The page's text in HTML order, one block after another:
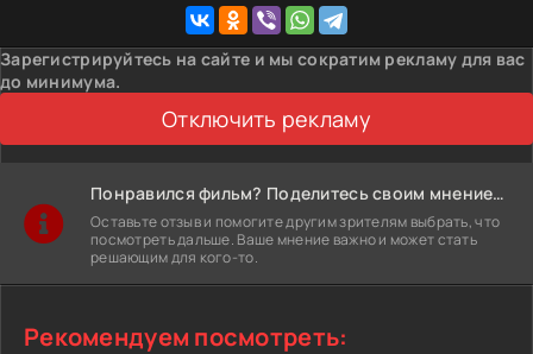
Зарегистрируйтесь на сайте и мы сократим рекламу для вас
до минимума.
Отключить рекламу
Понравился фильм? Поделитесь своим мнением!
Оставьте отзыв и помогите другим зрителям выбрать, что
посмотреть дальше. Ваше мнение важно и может стать
решающим для кого-то.
Рекомендуем посмотреть: